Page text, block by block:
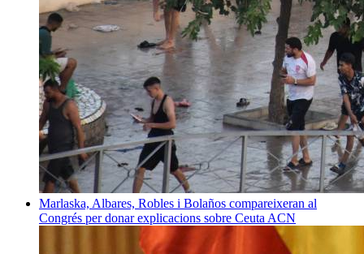
Marlaska, Albares, Robles i Bolaños compareixeran al
Congrés per donar explicacions sobre Ceuta ACN